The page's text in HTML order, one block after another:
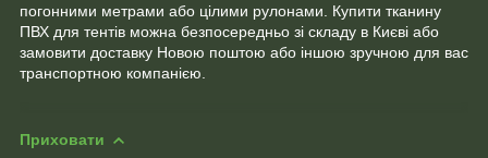
погонними метрами або цілими рулонами. Купити тканину
ПВХ для тентів можна безпосередньо зі складу в Києві або
замовити доставку Новою поштою або іншою зручною для вас
транспортною компанією.
Приховати